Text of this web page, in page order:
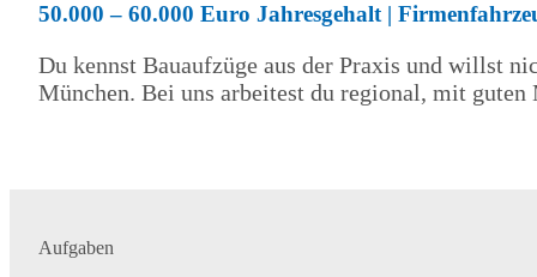
50.000 – 60.000 Euro Jahresgehalt |
Du kennst Bauaufzüge aus der Praxis und willst
München. Bei uns arbeitest du regional, mit guten
Aufgaben